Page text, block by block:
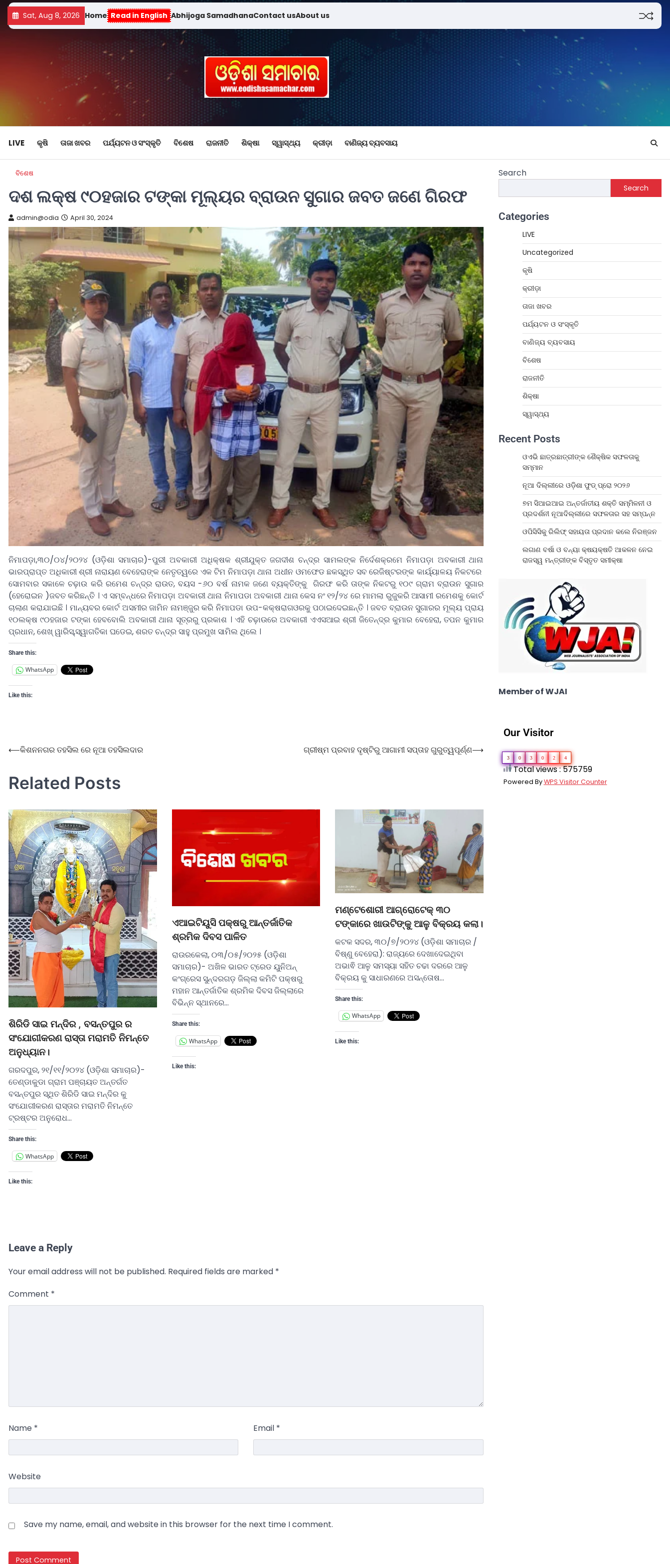
Sat, Aug 8, 2026 Home Read in English Abhijoga SamadhanaContact usAbout us
LIVE କୃଷି ତାଜା ଖବର ପର୍ଯ୍ୟଟନ ଓ ସଂସ୍କୃତି ବିଶେଷ ରାଜନୀତି ଶିକ୍ଷା ସ୍ୱାସ୍ଥ୍ୟ କ୍ରୀଡ଼ା ବାଣିଜ୍ୟ ବ୍ୟବସାୟ
ବିଶେଷ
ଦଶ ଲକ୍ଷ ୯୦ହଜାର ଟଙ୍କା ମୂଲ୍ୟର ବ୍ରାଉନ ସୁଗାର ଜବତ ଜଣେ ଗିରଫ
admin@odia April 30, 2024
ନିମାପଡ଼ା,୩୦/୦୪/୨୦୨୪ (ଓଡ଼ିଶା ସମାଚାର)-ପୁରୀ ଅବକାରୀ ଅଧିକ୍ଷକ ଶ୍ରୀଯୁକ୍ତ ଜଗଦୀଶ ଚନ୍ଦ୍ର ସାମଲଙ୍କ ନିର୍ଦେଶକ୍ରମେ ନିମାପଡ଼ା ଅବକାରୀ ଥାନା
ଭାରପ୍ରାପ୍ତ ଅଧିକାରୀ ଶ୍ରୀ ନାରାୟଣ ବେହେରାଙ୍କ ନେତୃତ୍ୱରେ ଏକ ଟିମ ନିମାପଡ଼ା ଥାନା ଅଧୀନ ଓମଫେଡ ଛକସ୍ଥିତ ସବ ରେଜିଷ୍ଟରଙ୍କ କାର୍ୟ୍ୟାଳୟ ନିକଟରେ
ସୋମବାର ସକାଳେ ଚଢ଼ାଉ କରି ରମେଶ ଚନ୍ଦ୍ର ରାଉତ, ବୟସ -୬୦ ବର୍ଷ ନାମକ ଜଣେ ବ୍ୟକ୍ତିଙ୍କୁ ଗିରଫ କରି ତାଙ୍କ ନିକଟରୁ ୧୦୯ ଗ୍ରାମ ବ୍ରାଉନ ସୁଗାର
(ହେରୋଇନ )ଜବତ କରିଛନ୍ତି । ଏ ସମ୍ବନ୍ଧରେ ନିମାପଡ଼ା ଅବକାରୀ ଥାନା ନିମାପଡା ଅବକାରୀ ଥାନା କେସ ନଂ ୧୨/୨୪ ରେ ମାମଲା ରୁଜୁକରି ଆସାମୀ ରମେଶକୁ କୋର୍ଟ
ଚାଲାଣ କରାଯାଇଛି । ମାନ୍ୟବର କୋର୍ଟ ଅସମୀର ଜାମିନ ନାମଞ୍ଜୁର କରି ନିମାପଡା ଉପ-କକ୍ଷରାଗଓରକୁ ପଠାଇଦେଇଛନ୍ତି । ଜବତ ବ୍ରାଉନ ସୁଗାରର ମୂଲ୍ୟ ପ୍ରାୟ
୧୦ଲକ୍ଷ ୯୦ହଜାର ଟଙ୍କା ହେବବୋଲି ଅବକାରୀ ଥାନା ସୂତ୍ରରୁ ପ୍ରକାଶ । ଏହି ଚଢ଼ାଉରେ ଅବକାରୀ ଏଏସଆଇ ଶ୍ରୀ ଜିତେନ୍ଦ୍ର କୁମାର ବେହେରା, ତପନ କୁମାର
ପ୍ରଧାନ, ଶେଖ୍ ୱାରିସ୍,ସ୍ୱାଗତିକା ଘଡେଇ, ଶରତ ଚନ୍ଦ୍ର ସାହୁ ପ୍ରମୁଖ ସାମିଲ ଥିଲେ ।
Share this:
WhatsApp
Like this:
⟵କିଶନନଗର ତହସିଲ ରେ ନୂଆ ତହସିଲଦାର ଗ୍ରୀଷ୍ମ ପ୍ରବାହ ଦୃ​ଷ୍ଟିରୁ ଆଗାମୀ ସପ୍ତାହ ଗୁରୁତ୍ୱପୂର୍ଣ୍ଣ⟶
Related Posts
ଶିରିଡି ସାଇ ମନ୍ଦିର , ବସନ୍ତପୁର ର
ସଂଯୋଗୀକରଣ ରାସ୍ତା ମରାମତି ନିମନ୍ତେ
ଅନୁଧ୍ୟାନ।
ଗରଦପୁର, ୨୧/୧୧/୨୦୨୪ (ଓଡ଼ିଶା ସମାଚାର)-
ତେଣ୍ଡାକୁଡା ଗ୍ରାମ ପଞ୍ଚାୟତ ଅନ୍ତର୍ଗତ
ବସନ୍ତପୁର ସ୍ଥିତ ଶିରିଡି ସାଇ ମନ୍ଦିର କୁ
ସଂଯୋଗୀକରଣ ରାସ୍ତାର ମରାମତି ନିମନ୍ତେ
ଟ୍ରଷ୍ଟର ଅନୁରୋଧ…
Share this:
WhatsApp
Like this:
ଏଆଇଟିୟୁସି ପକ୍ଷରୁ ଆନ୍ତର୍ଜାତିକ
ଶ୍ରମିକ ଦିବସ ପାଳିତ
ରାଉରକେଲା, ୦୩/୦୫/୨୦୨୫ (ଓଡ଼ିଶା
ସମାଚାର)- ଅଖିଳ ଭାରତ ଟ୍ରେଡ ୟୁନିଅନ୍‌
କଂଗ୍ରେସ ସୁନ୍ଦରଗଡ଼ ଜିଲ୍ଲା କମିଟି ପକ୍ଷରୁ
ମହାନ ଆନ୍ତର୍ଜାତିକ ଶ୍ରମିକ ଦିବସ ଜିଲ୍ଲାରେ
ବିଭିନ୍ନ ସ୍ଥାନରେ…
Share this:
WhatsApp
Like this:
ମଣ୍ଟେଶୋରୀ ଆଗ୍ରୋଟେକ୍ ୩୦
ଟଙ୍କାରେ ଖାଉଟିଙ୍କୁ ଆଳୁ ବିକ୍ରୟ କଲା।
କଟକ ସଦର, ୩୦/୭/୨୦୨୪ (ଓଡ଼ିଶା ସମାଚାର /
ବିଷ୍ଣୁ ବେହେରା): ରାଜ୍ୟରେ ଦେଖାଦେଇଥିବା
ଅଭାଵି ଆଳୁ ସମସ୍ୟା ସହିତ ଚଢା ଦରରେ ଆଳୁ
ବିକ୍ରୟ କୁ ସାଧାରଣରେ ଅସନ୍ତୋଷ…
Share this:
WhatsApp
Like this:
Leave a Reply
Your email address will not be published. Required fields are marked *
Comment *
Name * Email *
Website
Save my name, email, and website in this browser for the next time I comment.
Search
Search
Categories
LIVE
Uncategorized
କୃଷି
କ୍ରୀଡ଼ା
ତାଜା ଖବର
ପର୍ଯ୍ୟଟନ ଓ ସଂସ୍କୃତି
ବାଣିଜ୍ୟ ବ୍ୟବସାୟ
ବିଶେଷ
ରାଜନୀତି
ଶିକ୍ଷା
ସ୍ୱାସ୍ଥ୍ୟ
Recent Posts
ଓଏଭି ଛାତ୍ରଛାତ୍ରୀଙ୍କ ଶୈକ୍ଷିକ ସଫଳତାକୁ
ସମ୍ମାନ
ନୂଆ ଦିଲ୍ଲୀରେ ଓଡ଼ିଶା ଫୁଡ୍ ପ୍ରୋ ୨୦୨୬
୭ମ ସିଆଇଆଇ ଅନ୍ତର୍ଜାତୀୟ ଶକ୍ତି ସମ୍ମିଳନୀ ଓ
ପ୍ରଦର୍ଶନୀ ନୂଆଦିଲ୍ଲୀରେ ସଫଳତାର ସହ ସମ୍ପନ୍ନ
ଓପିସିସିକୁ ରିଲିଫ୍ ସହାୟତା ପ୍ରଦାନ କଲେ ନିରଞ୍ଜନ
ଲଗାଣ ବର୍ଷା ଓ ବନ୍ୟା କ୍ଷୟକ୍ଷତି ଆକଳନ ନେଇ
ରାଜସ୍ୱ ମନ୍ତ୍ରୀଙ୍କ ବିସ୍ତୃତ ସମୀକ୍ଷା
Member of WJAI
Our Visitor
3 0 3 0 2 4
Total views : 575759
Powered ByWPS Visitor Counter